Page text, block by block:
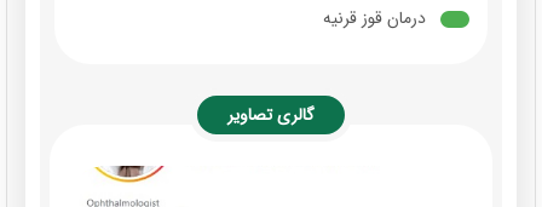
درمان قوز قرنیه
گالری تصاویر